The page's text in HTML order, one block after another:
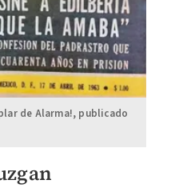
de Alarma!, publicado